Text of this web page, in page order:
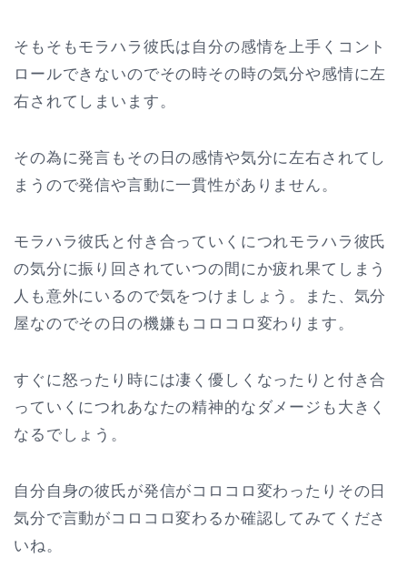
そもそもモラハラ彼氏は自分の感情を上手くコント
ロールできないのでその時その時の気分や感情に左
右されてしまいます。
その為に発言もその日の感情や気分に左右されてし
まうので発信や言動に一貫性がありません。
モラハラ彼氏と付き合っていくにつれモラハラ彼氏
の気分に振り回されていつの間にか疲れ果てしまう
人も意外にいるので気をつけましょう。また、気分
屋なのでその日の機嫌もコロコロ変わります。
すぐに怒ったり時には凄く優しくなったりと付き合
っていくにつれあなたの精神的なダメージも大きく
なるでしょう。
自分自身の彼氏が発信がコロコロ変わったりその日
気分で言動がコロコロ変わるか確認してみてくださ
いね。